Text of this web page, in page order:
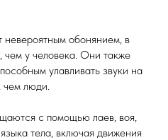
обонянием, в
у человека. Они также
улавливать звуки на
люди.
с помощью лаев, воя,
тела, включая движения